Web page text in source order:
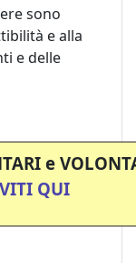
sono
e alla
e delle
e
QUI